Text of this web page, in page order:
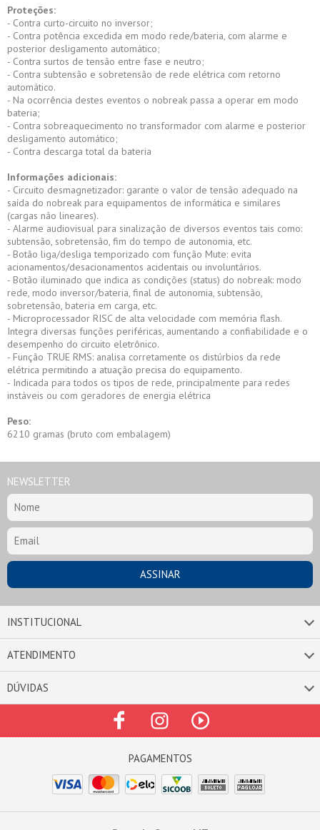
Proteções:
- Contra curto-circuito no inversor;
- Contra potência excedida em modo rede/bateria, com alarme e
posterior desligamento automático;
- Contra surtos de tensão entre fase e neutro;
- Contra subtensão e sobretensão de rede elétrica com retorno
automático.
- Na ocorrência destes eventos o nobreak passa a operar em modo
bateria;
- Contra sobreaquecimento no transformador com alarme e posterior
desligamento automático;
- Contra descarga total da bateria
Informações adicionais:
- Circuito desmagnetizador: garante o valor de tensão adequado na
saída do nobreak para equipamentos de informática e similares
(cargas não lineares).
- Alarme audiovisual para sinalização de diversos eventos tais como:
subtensão, sobretensão, fim do tempo de autonomia, etc.
- Botão liga/desliga temporizado com função Mute: evita
acionamentos/desacionamentos acidentais ou involuntários.
- Botão iluminado que indica as condições (status) do nobreak: modo
rede, modo inversor/bateria, final de autonomia, subtensão,
sobretensão, bateria em carga, etc.
- Microprocessador RISC de alta velocidade com memória flash.
Integra diversas funções periféricas, aumentando a confiabilidade e o
desempenho do circuito eletrônico.
- Função TRUE RMS: analisa corretamente os distúrbios da rede
elétrica permitindo a atuação precisa do equipamento.
- Indicada para todos os tipos de rede, principalmente para redes
instáveis ou com geradores de energia elétrica
Peso:
6210 gramas (bruto com embalagem)
NEWSLETTER
INSTITUCIONAL
ATENDIMENTO
DÚVIDAS